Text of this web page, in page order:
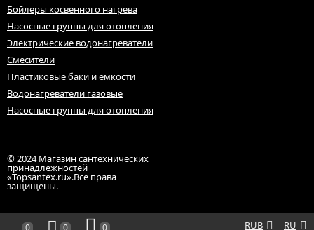
Бойлеры косвенного нагрева
Насосные группы для отопления
Электрические водонагреватели
Смесители
Пластиковые баки и емкости
Водонагреватели газовые
Насосные группы для отопления
© 2024 Магазин сантехнических
принадлежностей
«Topsantex.ru».Все права
защищены.
RU
RUB
0 0 0